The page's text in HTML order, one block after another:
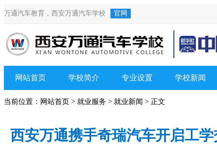
万通汽车教育， 西安万通汽车学校 官网
网站首页 学校简介 专业设置 学校新闻
当前位置： 网站首页 > 就业服务 > 就业新闻 > 正文
西安万通携手奇瑞汽车开启工